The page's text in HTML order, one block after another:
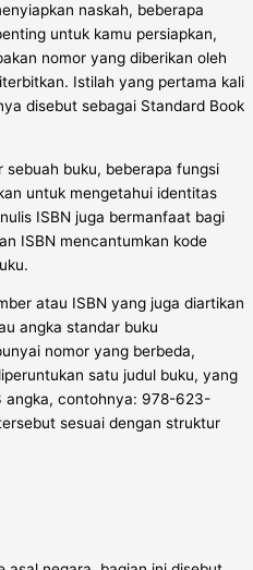
naskah, beberapa
untuk kamu persiapkan,
nomor yang diberikan oleh
Istilah yang pertama kali
disebut sebagai Standard Book
sebuah buku, beberapa fungsi
untuk mengetahui identitas
ISBN juga bermanfaat bagi
ISBN mencantumkan kode
atau ISBN yang juga diartikan
angka standar buku
nomor yang berbeda,
satu judul buku, yang
angka, contohnya: 978-623-
sesuai dengan struktur